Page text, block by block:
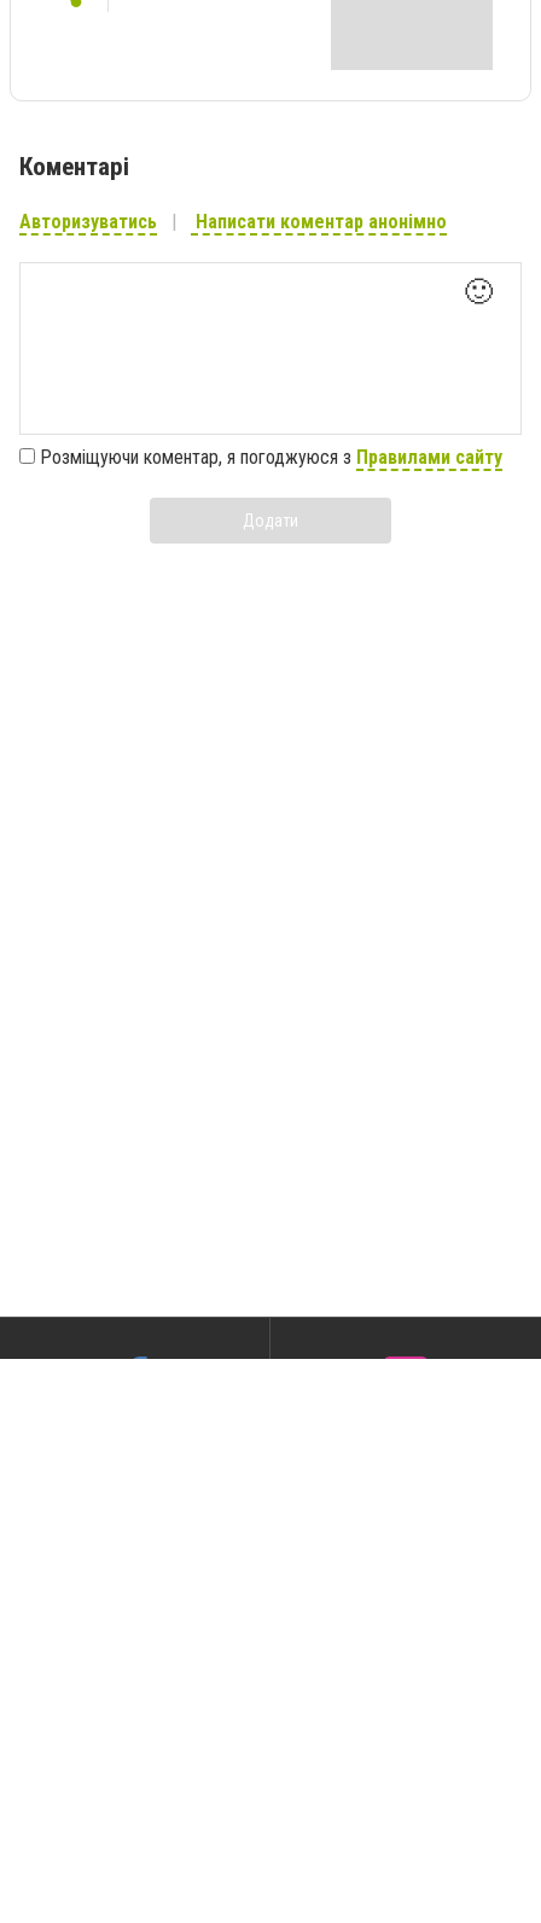
Коментарі
Авторизуватись Написати коментар анонімно
🙂
Розміщуючи коментар, я погоджуюся з Правилами сайту
Додати